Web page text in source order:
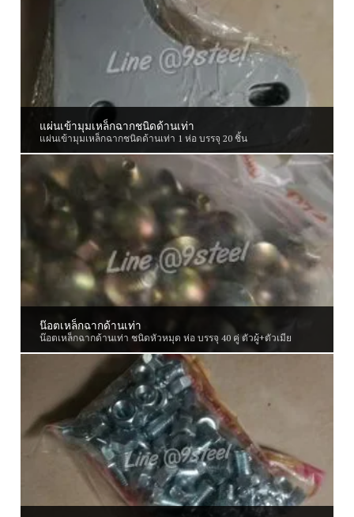
แผ่นเข้ามุมเหล็กฉากชนิดด้านเท่า
แผ่นเข้ามุมเหล็กฉากชนิดด้านเท่า 1 ห่อ บรรจุ 20 ชิ้น
น๊อตเหล็กฉากด้านเท่า
น๊อตเหล็กฉากด้านเท่า ชนิดหัวหมุด ห่อ บรรจุ 40 คู่ ตัวผู้+ตัวเมีย